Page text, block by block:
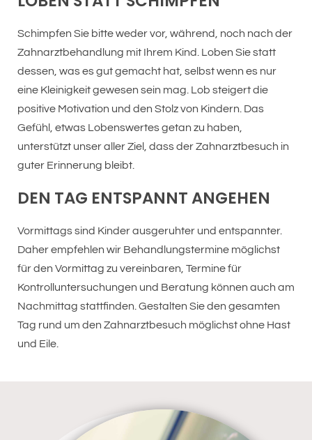
Schimpfen Sie bitte weder vor, während, noch nach der
Zahnarztbehandlung mit Ihrem Kind. Loben Sie statt
dessen, was es gut gemacht hat, selbst wenn es nur
eine Kleinigkeit gewesen sein mag. Lob steigert die
positive Motivation und den Stolz von Kindern. Das
Gefühl, etwas Lobenswertes getan zu haben,
unterstützt unser aller Ziel, dass der Zahnarztbesuch in
guter Erinnerung bleibt.
DEN TAG ENTSPANNT ANGEHEN
Vormittags sind Kinder ausgeruhter und entspannter.
Daher empfehlen wir Behandlungstermine möglichst
für den Vormittag zu vereinbaren, Termine für
Kontrolluntersuchungen und Beratung können auch am
Nachmittag stattfinden. Gestalten Sie den gesamten
Tag rund um den Zahnarztbesuch möglichst ohne Hast
und Eile.